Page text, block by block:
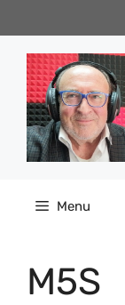
al
contenuto
Menu
M5S